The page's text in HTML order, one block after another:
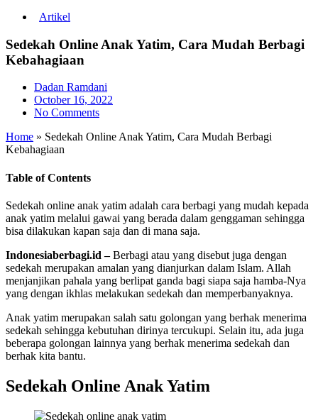
Artikel
Sedekah Online Anak Yatim, Cara Mudah Berbagi
Kebahagiaan
Dadan Ramdani
October 16, 2022
No Comments
Home » Sedekah Online Anak Yatim, Cara Mudah Berbagi
Kebahagiaan
Table of Contents
Sedekah online anak yatim adalah cara berbagi yang mudah kepada
anak yatim melalui gawai yang berada dalam genggaman sehingga
bisa dilakukan kapan saja dan di mana saja.
Indonesiaberbagi.id –Berbagi atau yang disebut juga dengan
sedekah merupakan amalan yang dianjurkan dalam Islam. Allah
menjanjikan pahala yang berlipat ganda bagi siapa saja hamba-Nya
yang dengan ikhlas melakukan sedekah dan memperbanyaknya.
Anak yatim merupakan salah satu golongan yang berhak menerima
sedekah sehingga kebutuhan dirinya tercukupi. Selain itu, ada juga
beberapa golongan lainnya yang berhak menerima sedekah dan
berhak kita bantu.
Sedekah Online Anak Yatim